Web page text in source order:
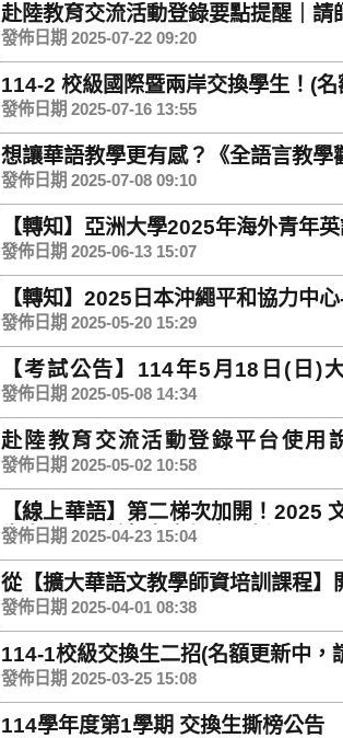
赴陸教育交流活動登錄要點提醒｜請
發佈日期 2025-07-22 09:20
114-2 校級國際暨兩岸交換學生！(
發佈日期 2025-07-16 13:55
想讓華語教學更有感？《全語言教學
發佈日期 2025-07-08 09:10
【轉知】亞洲大學2025年海外青年
發佈日期 2025-06-13 15:07
【轉知】2025日本沖繩平和協力中
發佈日期 2025-05-20 15:29
【考試公告】114年5月18日(日)
Sunday, May 18, 2025
發佈日期 2025-05-08 14:34
赴陸教育交流活動登錄平台使用
Quick Guide
發佈日期 2025-05-02 10:58
【線上華語】第二梯次加開！2025
生中！5/10前報名享優惠現折2000元
發佈日期 2025-04-23 15:04
從【擴大華語文教學師資培訓課程】
發佈日期 2025-04-01 08:38
114-1校級交換生二招(名額更新中，
發佈日期 2025-03-25 15:08
114學年度第1學期 交換生撕榜公告